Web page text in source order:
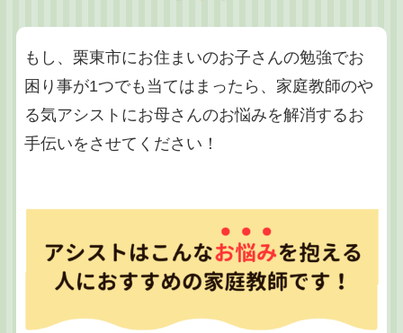
もし、栗東市にお住まいのお子さんの勉強でお
困り事が1つでも当てはまったら、家庭教師のや
る気アシストにお母さんのお悩みを解消するお
手伝いをさせてください！